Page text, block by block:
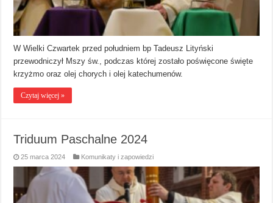
W Wielki Czwartek przed południem bp Tadeusz Lityński
przewodniczył Mszy św., podczas której zostało poświęcone święte
krzyżmo oraz olej chorych i olej katechumenów.
Czytaj więcej »
Triduum Paschalne 2024
25 marca 2024 Komunikaty i zapowiedzi